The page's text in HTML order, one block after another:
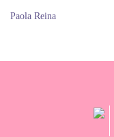
Paola Reina